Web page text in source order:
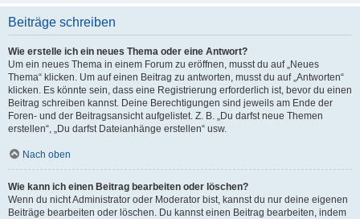
Beiträge schreiben
Wie erstelle ich ein neues Thema oder eine Antwort?
Um ein neues Thema in einem Forum zu eröffnen, musst du auf „Neues
Thema“ klicken. Um auf einen Beitrag zu antworten, musst du auf „Antworten“
klicken. Es könnte sein, dass eine Registrierung erforderlich ist, bevor du einen
Beitrag schreiben kannst. Deine Berechtigungen sind jeweils am Ende der
Foren- und der Beitragsansicht aufgelistet. Z. B. „Du darfst neue Themen
erstellen“, „Du darfst Dateianhänge erstellen“ usw.
Nach oben
Wie kann ich einen Beitrag bearbeiten oder löschen?
Wenn du nicht Administrator oder Moderator bist, kannst du nur deine eigenen
Beiträge bearbeiten oder löschen. Du kannst einen Beitrag bearbeiten, indem